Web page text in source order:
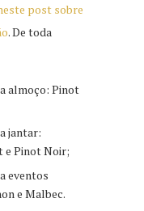
post sobre
. De toda
almoço: Pinot
jantar:
e Pinot Noir;
eventos
e Malbec.